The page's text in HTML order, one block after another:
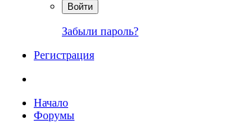
Войти
Забыли пароль?
Регистрация
Начало
Форумы